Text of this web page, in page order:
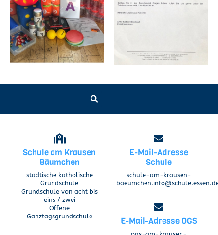
Schule am Krausen
Bäumchen
städtische katholische
Grundschule
Grundschule von acht bis
eins / zwei
Offene
Ganztagsgrundschule
E-Mail-Adresse
Schule
schule-am-krausen-
E-Mail-Adresse OGS